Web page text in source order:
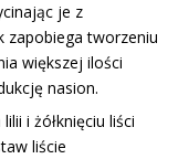
je z
zapobiega tworzeniu
większej ilości
nasion.
i żółknięciu liści
liście